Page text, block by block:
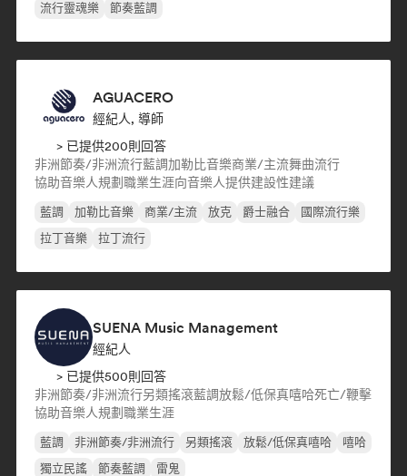
流行靈魂樂
節奏藍調
AGUACERO
經紀人, 導師
> 已提供200則回答
非洲節奏/非洲流行藍調加勒比音樂商業/主流舞曲流行
協助音樂人規劃職業生涯向音樂人提供建設性建議
藍調 加勒比音樂 商業/主流 放克 爵士融合
國際流行樂
拉丁音樂
拉丁流行
SUENA Music Management
經紀人
> 已提供500則回答
非洲節奏/非洲流行另類搖滾藍調放鬆/低保真嘻哈死亡/鞭擊
協助音樂人規劃職業生涯
藍調 非洲節奏/非洲流行 另類搖滾 放鬆/低保真嘻哈
嘻哈
獨立民謠
節奏藍調 雷鬼